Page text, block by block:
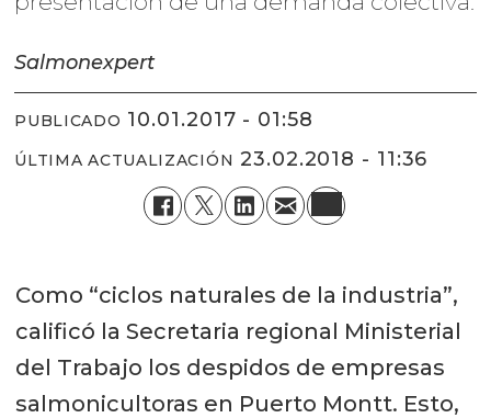
Salmonexpert
PUBLICADO 10.01.2017 - 01:58
ÚLTIMA ACTUALIZACIÓN 23.02.2018 - 11:36
Como “ciclos naturales de la industria”,
calificó la Secretaria regional Ministerial
del Trabajo los despidos de empresas
salmonicultoras en Puerto Montt. Esto,